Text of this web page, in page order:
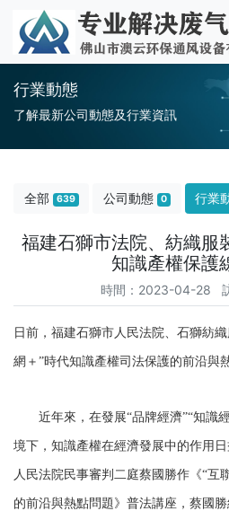
行業動態
了解最新公司動態及行業資訊
全部 639 公司動態 0 行業
福建石獅市法院、紡織服
知識產權保護
時間：2023-04-28
日前，福建石獅市人民法院、石獅紡
網＋”時代知識產權司法保護的前沿與
近年來，在發展“品牌經濟”“知識
境下，知識產權在經濟發展中的作用
人民法院民事審判二庭蔡國勝作《“互
的前沿與熱點問題》普法講座，蔡國